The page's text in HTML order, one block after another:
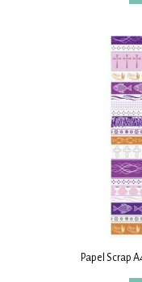
Papel Scrap